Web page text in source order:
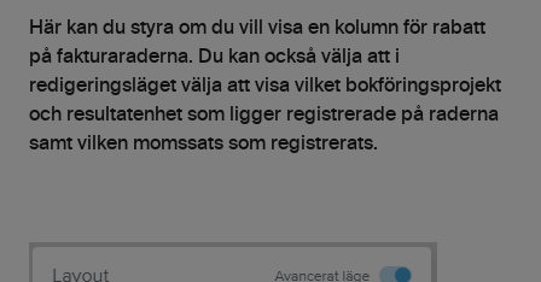
Här kan du styra om du vill visa en kolumn för rabatt
på fakturaraderna. Du kan också välja att i
redigeringsläget välja att visa vilket bokföringsprojekt
och resultatenhet som ligger registrerade på raderna
samt vilken momssats som registrerats.